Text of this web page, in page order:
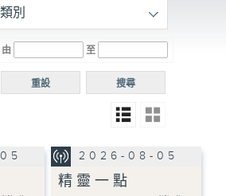
電台
R5
電台
普通
別
由 至
搜尋
重設
2026-08-05
精靈一點